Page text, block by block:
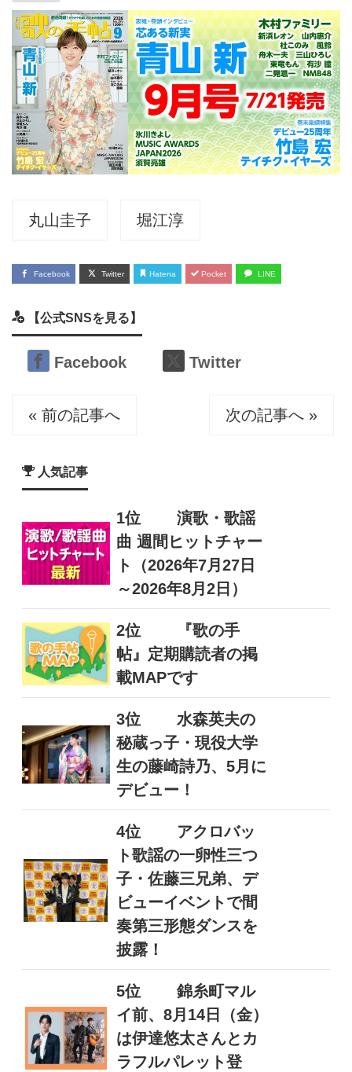
丸山圭子 堀江淳
Facebook Twitter Hatena Pocket LINE
【公式SNSを見る】
Facebook Twitter
« 前の記事へ 次の記事へ »
人気記事
1位
演歌・歌謡
曲 週間ヒットチャー
ト（2026年7月27日
～2026年8月2日）
2位
『歌の手
帖』定期購読者の掲
載MAPです
3位
水森英夫の
秘蔵っ子・現役大学
生の藤崎詩乃、5月に
デビュー！
4位
アクロバッ
ト歌謡の一卵性三つ
子・佐藤三兄弟、デ
ビューイベントで間
奏第三形態ダンスを
披露！
5位
錦糸町マル
イ前、8月14日（金）
は伊達悠太さんとカ
ラフルパレット登